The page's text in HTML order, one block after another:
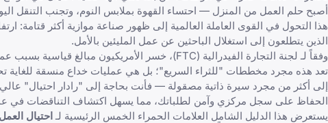
أصبح حلم العمل من المنزل — احتساء القهوة بملابس النوم، وتجنب التنقل
هذا التحول في القوى العاملة العالمية إلى ظهور صناعة موازية أكثر قتامة:
الذين يتطلعون إلى استغلال الباحثين عن عمل المليئين بالأمل.
وفقاً لـ لجنة التجارة الفيدرالية (FTC)
، خسر الأمريكيون مبالغ قياسية بسبب
تعد هذه مجرد مخططات "للثراء السريع"؛ بل هي عمليات خداع منسقة للغاية
إلى أكثر من مجرد سيرة ذاتية مصقولة — فأنت بحاجة إلى "رادار احتيال"
الحفاظ على سجل مركزي وآمن لطلباتك، مما يسهل اكتشاف التناقضات في
يستعرض هذا الدليل الشامل العلامات الحمراء الخمس الرئيسية لـ احتيال